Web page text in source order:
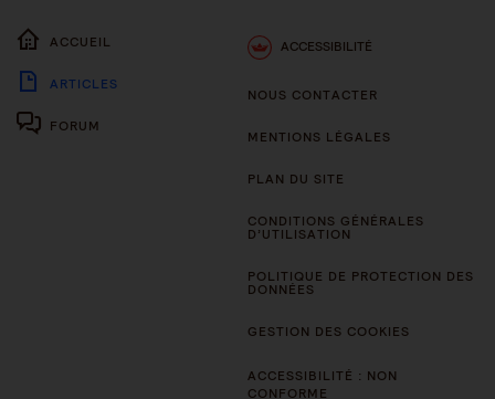
ACCUEIL
ARTICLES
FORUM
ACCESSIBILITÉ
NOUS CONTACTER
MENTIONS LÉGALES
PLAN DU SITE
CONDITIONS GÉNÉRALES
D’UTILISATION
POLITIQUE DE PROTECTION DES
DONNÉES
GESTION DES COOKIES
ACCESSIBILITÉ : NON
CONFORME